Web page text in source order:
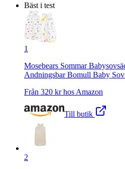
Bäst i test
1
Mosebears Sommar
Andningsbar Bomull Baby
Från 320 kr hos Amazon
Till butik
2